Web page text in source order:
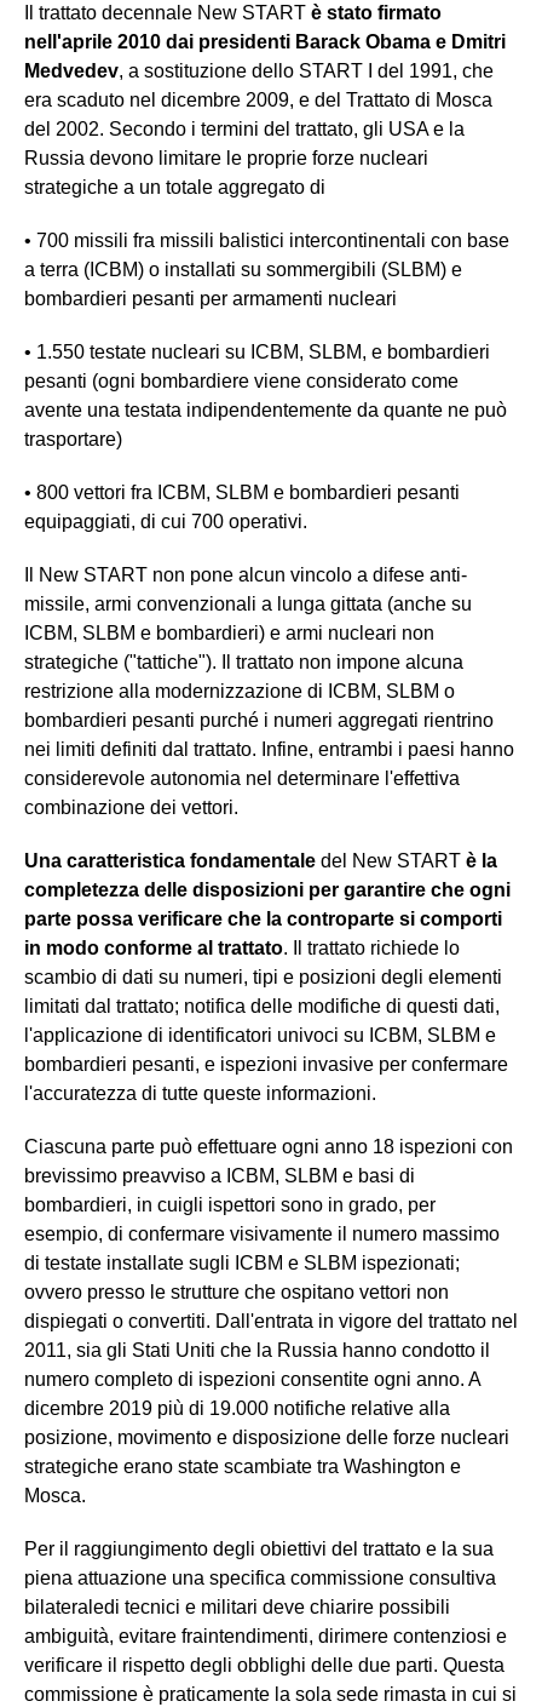
Il trattato decennale New START è stato firmato
nell'aprile 2010 dai presidenti Barack Obama e Dmitri
Medvedev, a sostituzione dello START I del 1991, che
era scaduto nel dicembre 2009, e del Trattato di Mosca
del 2002. Secondo i termini del trattato, gli USA e la
Russia devono limitare le proprie forze nucleari
strategiche a un totale aggregato di
• 700 missili fra missili balistici intercontinentali con base
a terra (ICBM) o installati su sommergibili (SLBM) e
bombardieri pesanti per armamenti nucleari
• 1.550 testate nucleari su ICBM, SLBM, e bombardieri
pesanti (ogni bombardiere viene considerato come
avente una testata indipendentemente da quante ne può
trasportare)
• 800 vettori fra ICBM, SLBM e bombardieri pesanti
equipaggiati, di cui 700 operativi.
Il New START non pone alcun vincolo a difese anti-
missile, armi convenzionali a lunga gittata (anche su
ICBM, SLBM e bombardieri) e armi nucleari non
strategiche ("tattiche"). Il trattato non impone alcuna
restrizione alla modernizzazione di ICBM, SLBM o
bombardieri pesanti purché i numeri aggregati rientrino
nei limiti definiti dal trattato. Infine, entrambi i paesi hanno
considerevole autonomia nel determinare l'effettiva
combinazione dei vettori.
Una caratteristica fondamentale del New START è la
completezza delle disposizioni per garantire che ogni
parte possa verificare che la controparte si comporti
in modo conforme al trattato. Il trattato richiede lo
scambio di dati su numeri, tipi e posizioni degli elementi
limitati dal trattato; notifica delle modifiche di questi dati,
l'applicazione di identificatori univoci su ICBM, SLBM e
bombardieri pesanti, e ispezioni invasive per confermare
l'accuratezza di tutte queste informazioni.
Ciascuna parte può effettuare ogni anno 18 ispezioni con
brevissimo preavviso a ICBM, SLBM e basi di
bombardieri, in cuigli ispettori sono in grado, per
esempio, di confermare visivamente il numero massimo
di testate installate sugli ICBM e SLBM ispezionati;
ovvero presso le strutture che ospitano vettori non
dispiegati o convertiti. Dall'entrata in vigore del trattato nel
2011, sia gli Stati Uniti che la Russia hanno condotto il
numero completo di ispezioni consentite ogni anno. A
dicembre 2019 più di 19.000 notifiche relative alla
posizione, movimento e disposizione delle forze nucleari
strategiche erano state scambiate tra Washington e
Mosca.
Per il raggiungimento degli obiettivi del trattato e la sua
piena attuazione una specifica commissione consultiva
bilateraledi tecnici e militari deve chiarire possibili
ambiguità, evitare fraintendimenti, dirimere contenziosi e
verificare il rispetto degli obblighi delle due parti. Questa
commissione è praticamente la sola sede rimasta in cui si